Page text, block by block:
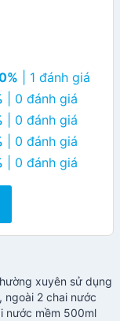
| 1 đánh giá
| 0 đánh giá
| 0 đánh giá
| 0 đánh giá
| 0 đánh giá
xuyên sử dụng
ngoài 2 chai nước
nước mềm 500ml